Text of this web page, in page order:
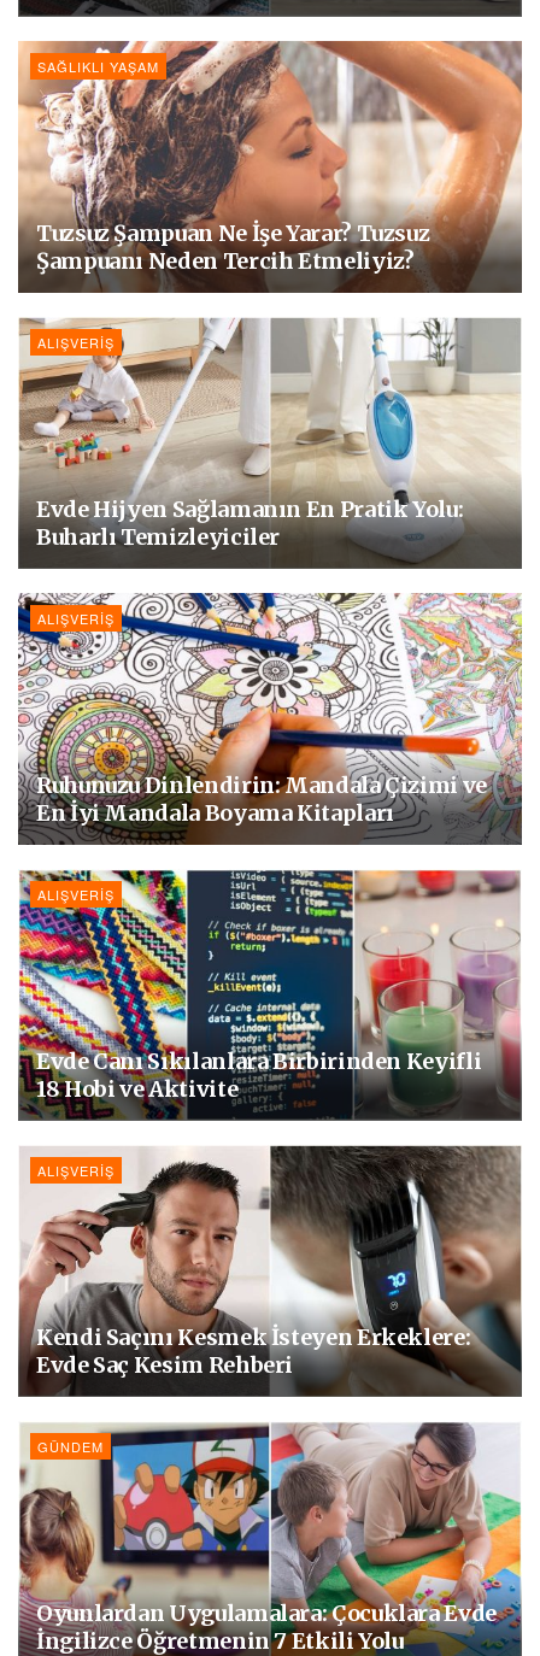
SAĞLIKLI YAŞAM
Tuzsuz Şampuan Ne İşe Yarar? Tuzsuz
Şampuanı Neden Tercih Etmeliyiz?
ALIŞVERIŞ
Evde Hijyen Sağlamanın En Pratik Yolu:
Buharlı Temizleyiciler
ALIŞVERIŞ
Ruhunuzu Dinlendirin: Mandala Çizimi ve
En İyi Mandala Boyama Kitapları
ALIŞVERIŞ
Evde Canı Sıkılanlara Birbirinden Keyifli
18 Hobi ve Aktivite
ALIŞVERIŞ
Kendi Saçını Kesmek İsteyen Erkeklere:
Evde Saç Kesim Rehberi
GÜNDEM
Oyunlardan Uygulamalara: Çocuklara Evde
İngilizce Öğretmenin 7 Etkili Yolu